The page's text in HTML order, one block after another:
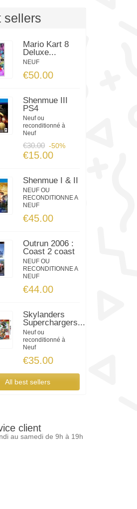
sellers
Mario Kart 8
Deluxe...
NEUF
€50.00
Shenmue III
PS4
Neuf ou
reconditionné à
Neuf
€30.00 -50%
€15.00
Shenmue I & II
NEUF OU
RECONDITIONNE A
NEUF
€45.00
Outrun 2006 :
Coast 2 coast
NEUF OU
RECONDITIONNE A
NEUF
€44.00
Skylanders
Superchargers...
Neuf ou
reconditionné à
Neuf
€35.00
All best sellers
client
au samedi de 9h à 19h